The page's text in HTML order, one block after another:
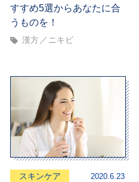
すすめ5選からあなたに合
うものを！
漢方 ニキビ
スキンケア 2020.6.23